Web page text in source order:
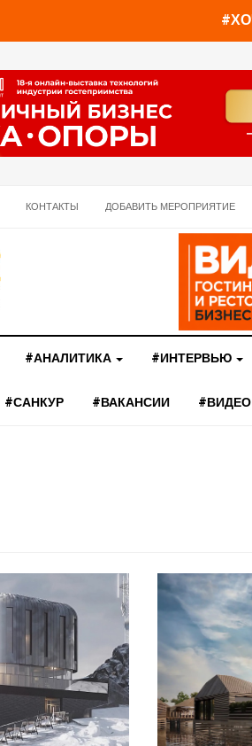
КОНТАКТЫ ДОБАВИТЬ МЕРОПРИЯТИЕ
#АНАЛИТИКА #ИНТЕРВЬЮ
#САНКУР #ВАКАНСИИ #ВИДЕО